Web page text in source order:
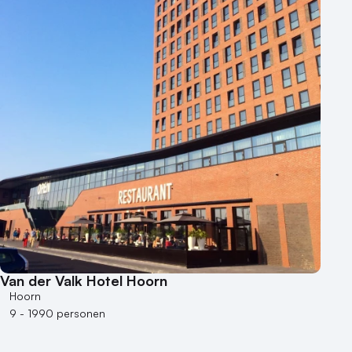
Van der Valk Hotel Hoorn
Hoorn
9 - 1990 personen